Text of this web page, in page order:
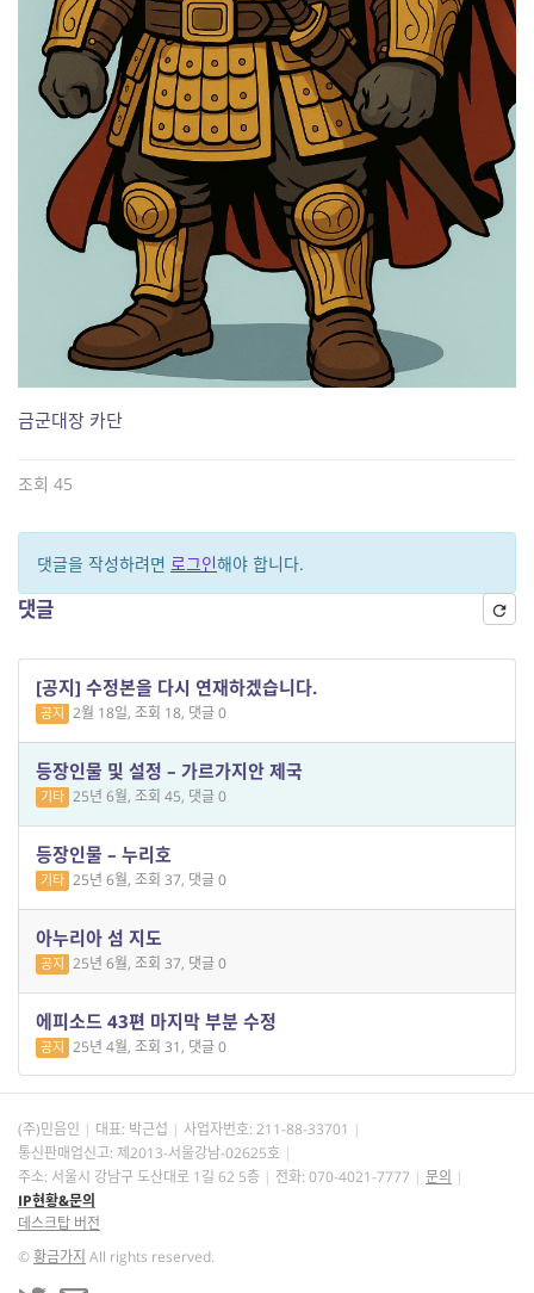
금군대장 카단
조회 45
댓글을 작성하려면 로그인해야 합니다.
댓글
[공지] 수정본을 다시 연재하겠습니다.
공지 2월 18일, 조회 18, 댓글 0
등장인물 및 설정 – 가르가지안 제국
기타 25년 6월, 조회 45, 댓글 0
등장인물 – 누리호
기타 25년 6월, 조회 37, 댓글 0
아누리아 섬 지도
공지 25년 6월, 조회 37, 댓글 0
에피소드 43편 마지막 부분 수정
공지 25년 4월, 조회 31, 댓글 0
(주)민음인 대표: 박근섭 사업자번호: 211-88-33701
통신판매업신고: 제2013-서울강남-02625호
주소: 서울시 강남구 도산대로 1길 62 5층
전화: 070-4021-7777
문의
IP현황&문의
데스크탑 버전
©황금가지 All rights reserved.